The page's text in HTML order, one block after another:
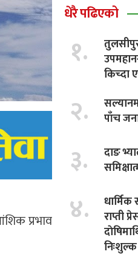
प्रभाव
धेरै पढिएको
१.
किच्दा
२.
पाँच
३.
दाङ
४.
राप्ती